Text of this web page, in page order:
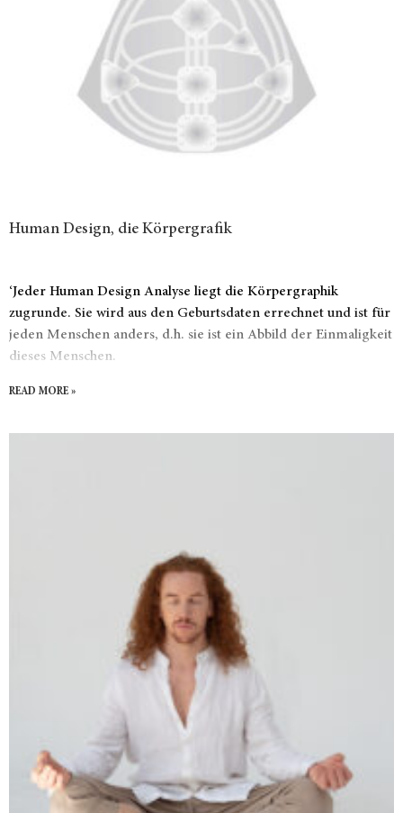
Human Design, die Körpergrafik
‘Jeder Human Design Analyse liegt die Körpergraphik
zugrunde. Sie wird aus den Geburtsdaten errechnet und ist für
jeden Menschen anders, d.h. sie ist ein Abbild der Einmaligkeit
dieses Menschen.
READ MORE »